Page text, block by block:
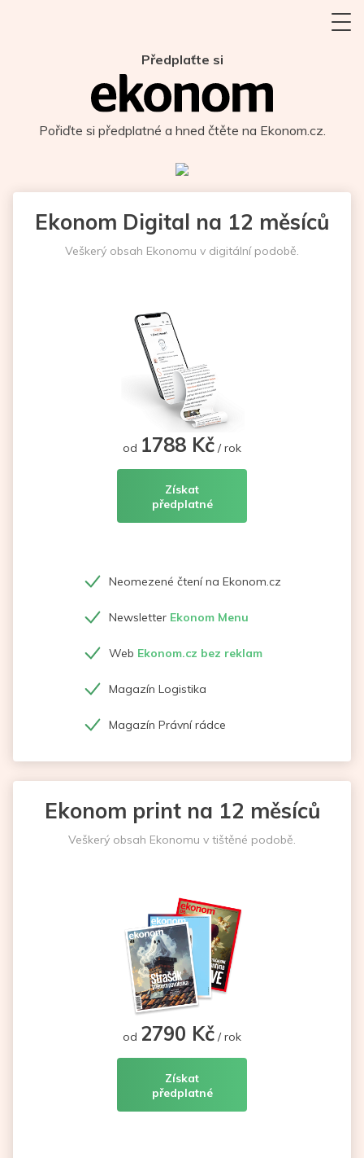
Předplaťte si
Pořiďte si předplatné a hned čtěte na Ekonom.cz.
Ekonom Digital na 12 měsíců
Veškerý obsah Ekonomu v digitální podobě.
od 1788 Kč / rok
Získat
předplatné
Neomezené čtení na Ekonom.cz
Newsletter Ekonom Menu
Web Ekonom.cz bez reklam
Magazín Logistika
Magazín Právní rádce
Ekonom print na 12 měsíců
Veškerý obsah Ekonomu v tištěné podobě.
od 2790 Kč / rok
Získat
předplatné